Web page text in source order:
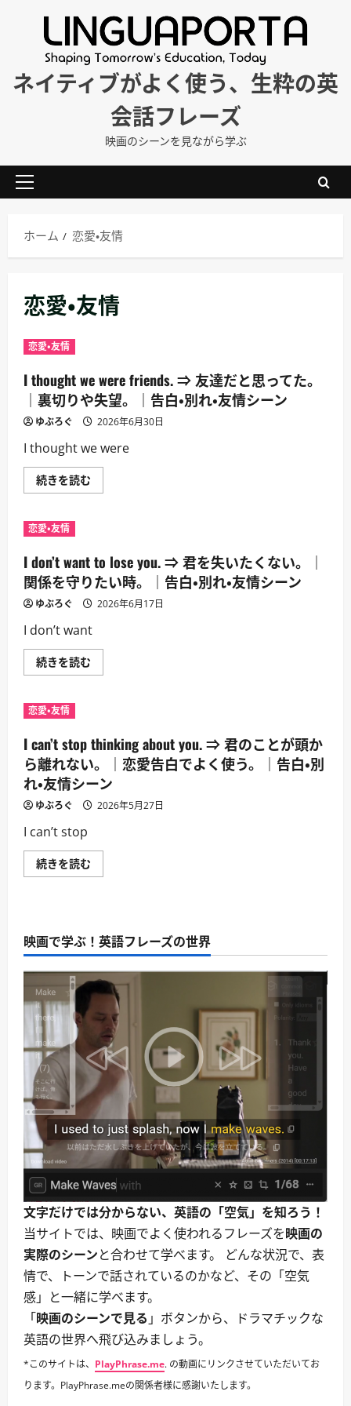
ネイティブがよく使う、生粋の英
会話フレーズ
映画のシーンを見ながら学ぶ
メ
ン
ー
ホーム 恋愛・友情
恋愛・友情
恋愛・友情
I thought we were friends. ⇒ 友達だと思ってた。
｜裏切りや失望。｜告白・別れ・友情シーン
ゆぶろぐ 2026年6月30日
I thought we were
続きを読む
thought
達
だ
と
思
っ
て
｜
切
や
別
れ・
友
情
シ
ー
ン
て
ら
恋愛・友情
I don’t want to lose you. ⇒ 君を失いたくない。｜
関係を守りたい時。｜告白・別れ・友情シーン
ゆぶろぐ 2026年6月17日
I don’t want
続きを読む
don’t
君
を
失
い
た
く
な
係
り
告
白・
別
れ・
友
情
シ
ー
ン
に
つ
い
て
さ
ら
に
読
む
恋愛・友情
I can’t stop thinking about you. ⇒ 君のことが頭か
ら離れない。｜恋愛告白でよく使う。｜告白・別
れ・友情シーン
ゆぶろぐ 2026年5月27日
I can’t stop
続きを読む
can’t
君
の
こ
と
が
頭
か
ら
れ
な
い。
｜
恋
愛
告
白
で
よ
く
使
う。
｜
告
白・
別
れ・
友
シ
ー
ン
に
つ
い
て
さ
ら
に
読
映画で学ぶ！英語フレーズの世界
文字だけでは分からない、英語の「空気」を知ろう！
当サイトでは、映画でよく使われるフレーズを映画の
実際のシーンと合わせて学べます。 どんな状況で、表
情で、トーンで話されているのかなど、その「空気
感」と一緒に学べます。
「映画のシーンで見る 」ボタンから、ドラマチックな
英語の世界へ飛び込みましょう。
*このサイトは、 PlayPhrase.me. の動画にリンクさせていただいてお
ります。PlayPhrase.meの関係者様に感謝いたします。